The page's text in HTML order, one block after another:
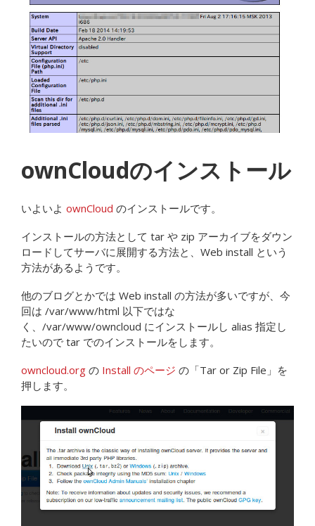
ownCloudのインストール
いよいよ ownCloud のインストールです。
インストールの方法として tar や zip アーカイブをダウン
ロードしてサーバに展開する方法と、Web install という
方法があるようです。
他のブログとかでは Web install の方法が多いですが、今
回は /var/www/html 以下ではな
く、/var/www/owncloud にインストールし alias 指定し
たいので tar でのインストールをします。
owncloud.org の Install のページ の「Tar or Zip File」を
押します。